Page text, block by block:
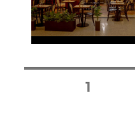
Posts
PÁGINA1